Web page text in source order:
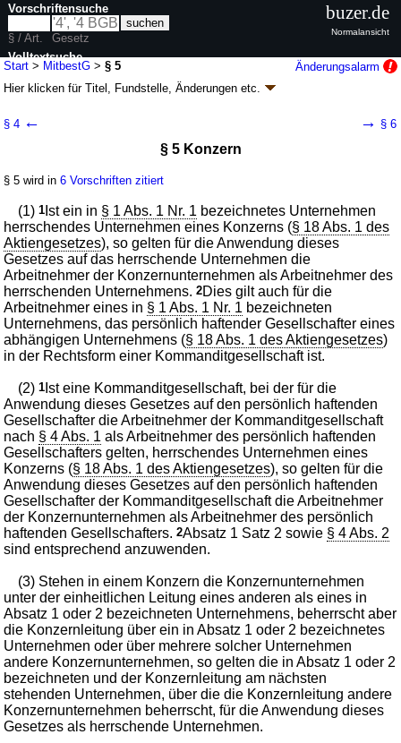
Start > MitbestG >§ 5
Änderungsalarm
Hier klicken fürTitel, Fundstelle, Änderungen etc.
5 weitere Fassungen | wird in 162 Vorschriften zitiert
Erster Teil Geltungsbereich
§ 4 ← → § 6
§ 5 Konzern
§ 5 wird in6 Vorschriften zitiert
(1)1 Ist ein in § 1 Abs. 1 Nr. 1 bezeichnetes Unternehmen
herrschendes Unternehmen eines Konzerns (§ 18 Abs. 1 des
Aktiengesetzes), so gelten für die Anwendung dieses
Gesetzes auf das herrschende Unternehmen die
Arbeitnehmer der Konzernunternehmen als Arbeitnehmer des
herrschenden Unternehmens.2Dies gilt auch für die
Arbeitnehmer eines in § 1 Abs. 1 Nr. 1 bezeichneten
Unternehmens, das persönlich haftender Gesellschafter eines
abhängigen Unternehmens (§ 18 Abs. 1 des Aktiengesetzes)
in der Rechtsform einer Kommanditgesellschaft ist.
(2)1 Ist eine Kommanditgesellschaft, bei der für die
Anwendung dieses Gesetzes auf den persönlich haftenden
Gesellschafter die Arbeitnehmer der Kommanditgesellschaft
nach § 4 Abs. 1 als Arbeitnehmer des persönlich haftenden
Gesellschafters gelten, herrschendes Unternehmen eines
Konzerns (§ 18 Abs. 1 des Aktiengesetzes), so gelten für die
Anwendung dieses Gesetzes auf den persönlich haftenden
Gesellschafter der Kommanditgesellschaft die Arbeitnehmer
der Konzernunternehmen als Arbeitnehmer des persönlich
haftenden Gesellschafters.2Absatz 1 Satz 2 sowie § 4 Abs. 2
sind entsprechend anzuwenden.
(3) Stehen in einem Konzern die Konzernunternehmen
unter der einheitlichen Leitung eines anderen als eines in
Absatz 1 oder 2 bezeichneten Unternehmens, beherrscht aber
die Konzernleitung über ein in Absatz 1 oder 2 bezeichnetes
Unternehmen oder über mehrere solcher Unternehmen
andere Konzernunternehmen, so gelten die in Absatz 1 oder 2
bezeichneten und der Konzernleitung am nächsten
stehenden Unternehmen, über die die Konzernleitung andere
Konzernunternehmen beherrscht, für die Anwendung dieses
Gesetzes als herrschende Unternehmen.
Vorschriftensuche
§ / Art.
Gesetz
Volltextsuche
nur in MitbestG
buzer.de
Normalansicht